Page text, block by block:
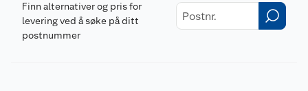
Finn alternativer og pris for
levering ved å søke på ditt
postnummer